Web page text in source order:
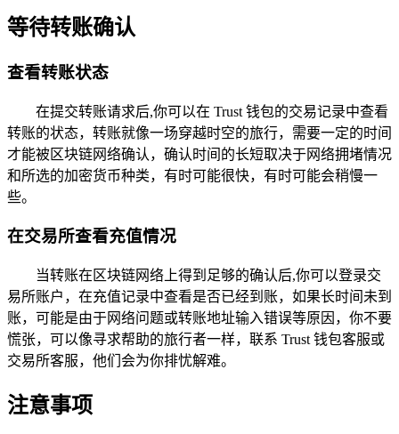
等待转账确认
查看转账状态
在提交转账请求后,你可以在 Trust 钱包的交易记录中查看
转账的状态，转账就像一场穿越时空的旅行，需要一定的时间
才能被区块链网络确认，确认时间的长短取决于网络拥堵情况
和所选的加密货币种类，有时可能很快，有时可能会稍慢一
些。
在交易所查看充值情况
当转账在区块链网络上得到足够的确认后,你可以登录交
易所账户，在充值记录中查看是否已经到账，如果长时间未到
账，可能是由于网络问题或转账地址输入错误等原因，你不要
慌张，可以像寻求帮助的旅行者一样，联系 Trust 钱包客服或
交易所客服，他们会为你排忧解难。
注意事项